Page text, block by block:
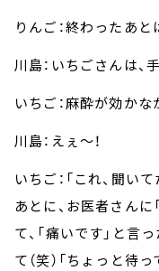
りんご：終わったあと
川島：いちごさんは、
いちご：麻酔が効か
川島：えぇ～！
いちご：「これ、聞い
あとに、お医者さんに
て、「痛いです」と言
て（笑）「ちょっと待